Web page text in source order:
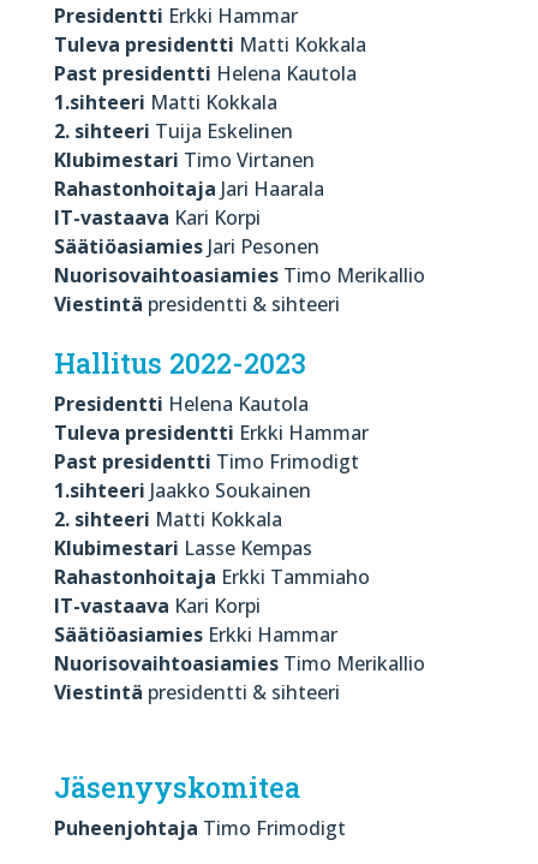
Presidentti Erkki Hammar
Tuleva presidentti Matti Kokkala
Past presidentti Helena Kautola
1.sihteeri Matti Kokkala
2. sihteeri Tuija Eskelinen
Klubimestari Timo Virtanen
Rahastonhoitaja Jari Haarala
IT-vastaava Kari Korpi
SäätiöasiamiesJari Pesonen
NuorisovaihtoasiamiesTimo Merikallio
Viestintä presidentti & sihteeri
Hallitus 2022-2023
Presidentti Helena Kautola
Tuleva presidentti Erkki Hammar
Past presidentti Timo Frimodigt
1.sihteeri Jaakko Soukainen
2. sihteeri Matti Kokkala
Klubimestari Lasse Kempas
Rahastonhoitaja Erkki Tammiaho
IT-vastaava Kari Korpi
SäätiöasiamiesErkki Hammar
NuorisovaihtoasiamiesTimo Merikallio
Viestintä presidentti & sihteeri
Jäsenyyskomitea
Puheenjohtaja Timo Frimodigt